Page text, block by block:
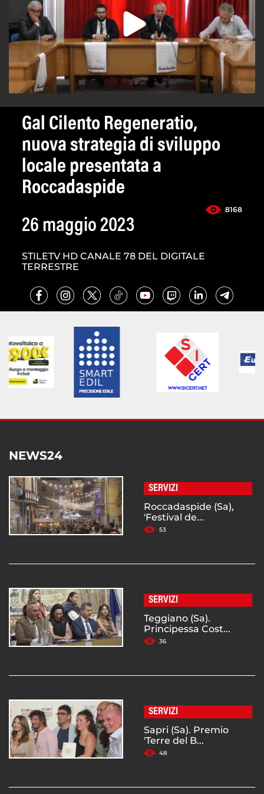
Gal Cilento Regeneratio,
nuova strategia di sviluppo
locale presentata a
Roccadaspide
8168
26 maggio 2023
STILETV HD CANALE 78 DEL DIGITALE
TERRESTRE
NEWS24
SERVIZI
Roccadaspide (Sa),
'Festival de...
53
SERVIZI
Teggiano (Sa).
Principessa Cost...
36
SERVIZI
Sapri (Sa). Premio
'Terre del B...
48